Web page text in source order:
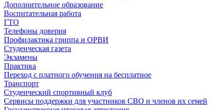
Дополнительное образование
Воспитательная работа
ГТО
Телефоны доверия
Профилактика гриппа и ОРВИ
Cтуденческая газета
Экзамены
Практика
Переход с платного обучения на бесплатное
Транспорт
Студенческий спортивный клуб
Сервисы поддержки для участников СВО и членов их семей